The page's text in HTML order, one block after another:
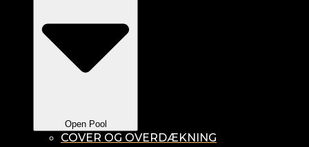
Open Pool
COVER OG OVERDÆKNING